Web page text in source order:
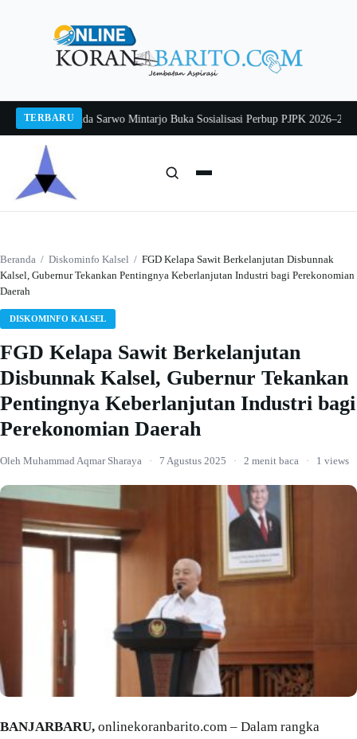
TERBARU
2026Pj Sekda Sarwo Mintarjo Buka Sosialisasi Perbup PJPK 2026–2030
Beranda / Diskominfo Kalsel / FGD Kelapa Sawit Berkelanjutan Disbunnak
Kalsel, Gubernur Tekankan Pentingnya Keberlanjutan Industri bagi Perekonomian
Daerah
DISKOMINFO KALSEL
FGD Kelapa Sawit Berkelanjutan
Disbunnak Kalsel, Gubernur Tekankan
Pentingnya Keberlanjutan Industri bagi
Perekonomian Daerah
Oleh Muhammad Aqmar Sharaya · 7 Agustus 2025 · 2 menit baca · 1 views
BANJARBARU, onlinekoranbarito.com – Dalam rangka